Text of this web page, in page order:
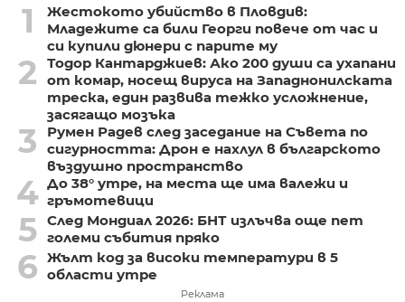
1
Жестокото убийство в Пловдив:
Младежите са били Георги повече от час и
си купили дюнери с парите му
2
Тодор Кантарджиев: Ако 200 души са ухапани
от комар, носещ вируса на Западнонилската
треска, един развива тежко усложнение,
засягащо мозъка
3
Румен Радев след заседание на Съвета по
сигурността: Дрон е нахлул в българското
въздушно пространство
4 До 38° утре, на места ще има валежи и
гръмотевици
5 След Мондиал 2026: БНТ излъчва още пет
големи събития пряко
6 Жълт код за високи температури в 5
области утре
Реклама